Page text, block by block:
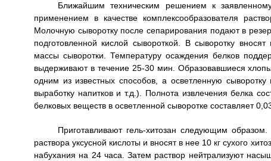
Ближайшим техническим решением к
применением в качестве комплексообразователя
Молочную сыворотку после сепарирования подают в
подготовленной кислой сывороткой. В сыворотку
массы сыворотки. Температуру осаждения белков
выдерживают в течение 25-30 мин. Образовавшиеся
одним из известных способов, а осветленную
выработку напитков и т.д.). Полнота извлечения белка
белковых веществ в осветленной сыворотке составляет
Приготавливают гель-хитозан следующим
раствора уксусной кислоты и вносят в нее 10 кг сухого
набухания на 24 часа. Затем раствор нейтрализуют